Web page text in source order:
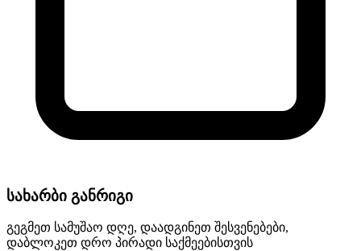
სახარბი განრიგი
გეგმეთ სამუშაო დღე, დაადგინეთ შესვენებები,
დაბლოკეთ დრო პირადი საქმეებისთვის